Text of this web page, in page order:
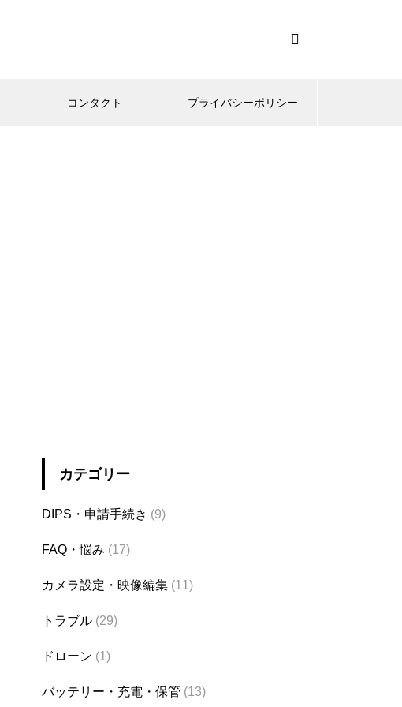
コンタクト プライバシーポリシー
カテゴリー
DIPS・申請手続き (9)
FAQ・悩み (17)
カメラ設定・映像編集 (11)
トラブル (29)
ドローン (1)
バッテリー・充電・保管 (13)